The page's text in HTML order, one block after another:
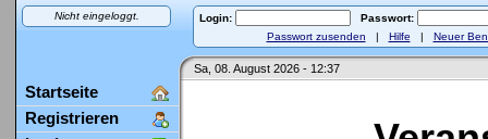
Nicht eingeloggt. Login:
Passwort:
Passwort zusenden | Hilfe | Neuer
Sa, 08. August 2026 - 12:37
Startseite
Registrieren